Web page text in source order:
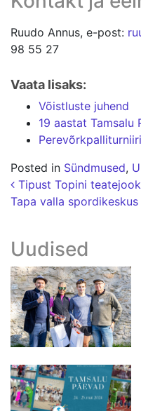
Ruudo Annus, e-post:
98 55 27
Vaata lisaks:
Võistluste juhend
19 aastat Tamsalu
Posted in Sündmused,
Postituse
Tipust Topini
Tapa valla
Uudised